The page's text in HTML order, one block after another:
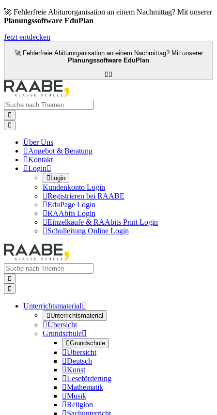
🚀 Fehlerfreie Abiturorganisation an einem Nachmittag? Mit unserer
Planungssoftware EduPlan
Jetzt entdecken
🚀 Fehlerfreie Abiturorganisation an einem Nachmittag? Mit unserer
Planungssoftware EduPlan



Über Uns
Angebot & Beratung
Kontakt
Login
Login
Kundenkonto Login
Registrieren bei RAABE
EduPage Login
RAAbits Login
Einzelkäufe & RAAbits Print Login
Schulleitung Online Login


Unterrichtsmaterial
Unterrichtsmaterial
Übersicht
Grundschule
Grundschule
Übersicht
Deutsch
Kunst
Leseförderung
Mathematik
Musik
Religion
Sachunterricht